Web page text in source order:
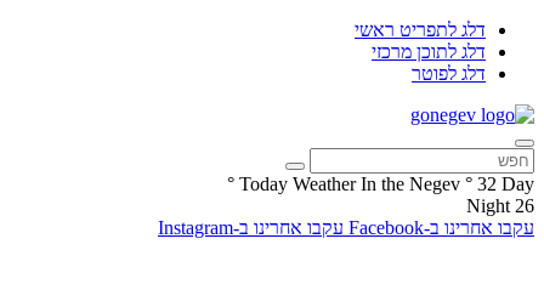
דלג לתפריט ראשי
דלג לתוכן מרכזי
דלג לפוטר
Today Weather In the Negev ° 32 Day
°
26
Night
עקבו אחרינו ב-Facebook
עקבו אחרינו ב-Instagram